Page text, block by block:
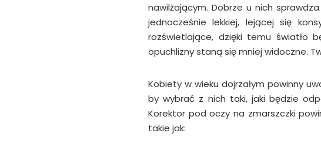
nawilżającym. Dobrze u nich
jednocześnie lekkiej, lejącej się
rozświetlające, dzięki temu światło
opuchlizny staną się mniej widoczne.
Kobiety w wieku dojrzałym powinny
by wybrać z nich taki, jaki będzie
Korektor pod oczy na zmarszczki
takie jak: